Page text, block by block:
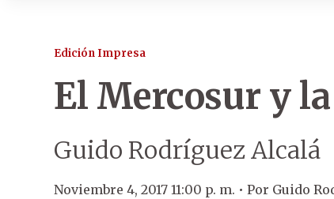
Edición Impresa
El Mercosur y
Guido Rodríguez Alcalá
Noviembre 4, 2017 11:00 p. m. • Por Guido